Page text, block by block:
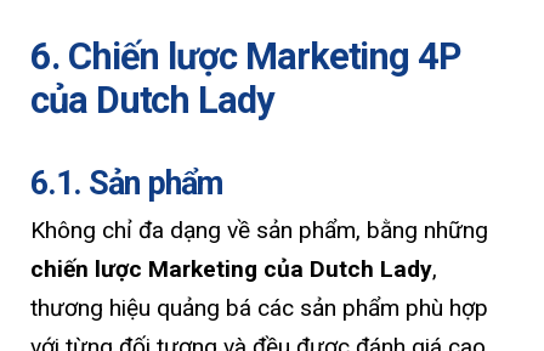
6. Chiến lược Marketing 4P
của Dutch Lady
6.1. Sản phẩm
Không chỉ đa dạng về sản phẩm, bằng những
chiến lược Marketing của Dutch Lady,
thương hiệu quảng bá các sản phẩm phù hợp